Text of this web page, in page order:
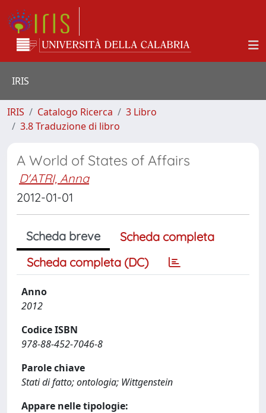
IRIS
IRIS Catalogo Ricerca
3 Libro
3.8 Traduzione di libro
A World of States of Affairs
D'ATRI, Anna
2012-01-01
Scheda breve
Scheda completa
Scheda completa (DC)
Anno
2012
Codice ISBN
978-88-452-7046-8
Parole chiave
Stati di fatto; ontologia; Wittgenstein
Appare nelle tipologie: